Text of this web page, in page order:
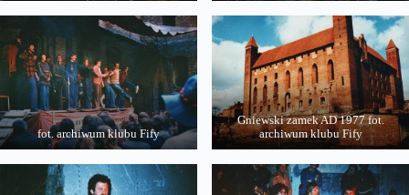
fot. archiwum klubu Fify
Gniewski zamek AD 1977 fot.
archiwum klubu Fify